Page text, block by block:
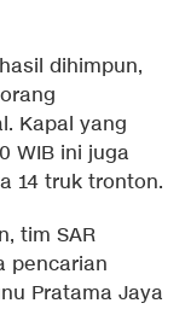
dihimpun,
Kapal yang
WIB ini juga
14 truk tronton.
tim SAR
pencarian
Pratama Jaya